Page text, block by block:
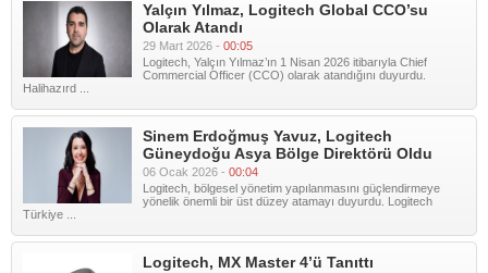
Yalçın Yılmaz, Logitech Global CCO’su
Olarak Atandı
29 Mart 2026 - 00:05
Logitech, Yalçın Yılmaz’ın 1 Nisan 2026 itibarıyla Chief
Commercial Officer (CCO) olarak atandığını duyurdu.
Halihazırd ...
Sinem Erdoğmuş Yavuz, Logitech
Güneydoğu Asya Bölge Direktörü Oldu
06 Ocak 2026 - 00:04
Logitech, bölgesel yönetim yapılanmasını güçlendirmeye
yönelik önemli bir üst düzey atamayı duyurdu. Logitech
Türkiye ...
Logitech, MX Master 4’ü Tanıttı